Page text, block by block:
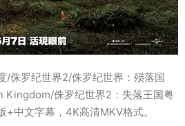
/侏罗纪世界2/侏罗纪世界：殒落国
Kingdom/侏罗纪世界2：失落王国粤
中文字幕，4K高清MKV格式。